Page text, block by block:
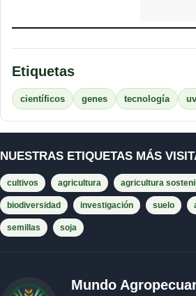
Etiquetas
científicos genes tecnología
NUESTRAS ETIQUETAS MÁS
cultivos agricultura agricultura
biodiversidad investigación suelo
semillas soja
Mundo